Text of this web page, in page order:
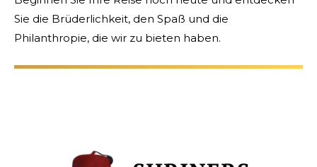
Sie die Brüderlichkeit, den Spaß und die
Philanthropie, die wir zu bieten haben.